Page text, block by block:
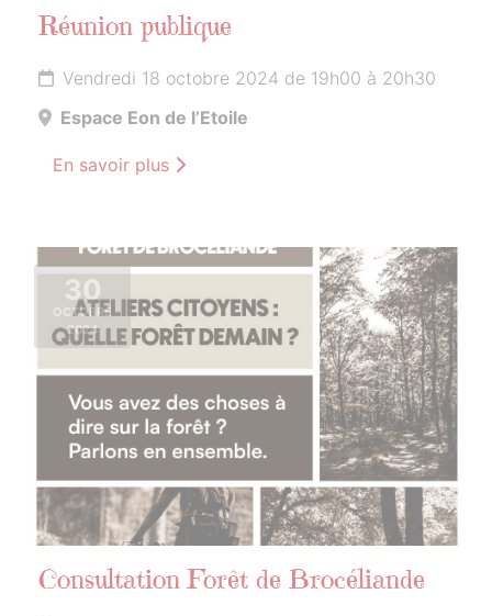
Réunion publique
Vendredi 18 octobre 2024 de 19h00 à 20h30
Espace Eon de l’Etoile
En savoir plus
30
OCTOBRE
2024
Consultation Forêt de Brocéliande